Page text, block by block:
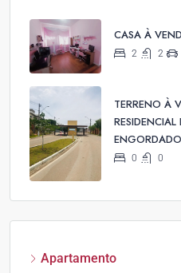
CASA À
2 2
TERRENO À
0 0
Apartamento